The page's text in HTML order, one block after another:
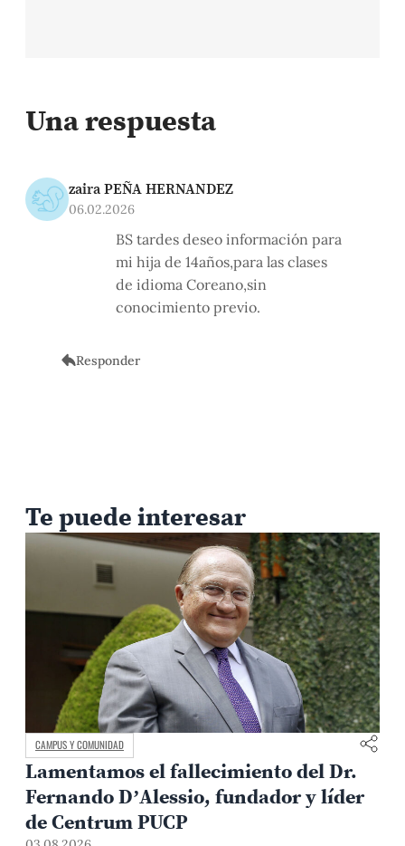
Una respuesta
zaira PEÑA HERNANDEZ
06.02.2026
BS tardes deseo información para
mi hija de 14años,para las clases
de idioma Coreano,sin
conocimiento previo.
Responder
Te puede interesar
del Dr.
fundador y líder
Arqueología contra
metodología